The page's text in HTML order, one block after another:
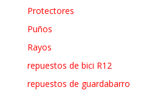
Protectores
Puños
Rayos
repuestos de bici R12
repuestos de guardabarro